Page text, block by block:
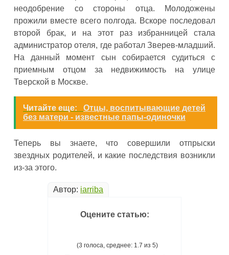
неодобрение со стороны отца. Молодожены
прожили вместе всего полгода. Вскоре последовал
второй брак, и на этот раз избранницей стала
администратор отеля, где работал Зверев-младший.
На данный момент сын собирается судиться с
приемным отцом за недвижимость на улице
Тверской в Москве.
Читайте еще:
Отцы, воспитывающие детей
без матери - известные папы-одиночки
Теперь вы знаете, что совершили отпрыски
звездных родителей, и какие последствия возникли
из-за этого.
Автор: iarriba
Оцените статью:
(3 голоса, среднее: 1.7 из 5)